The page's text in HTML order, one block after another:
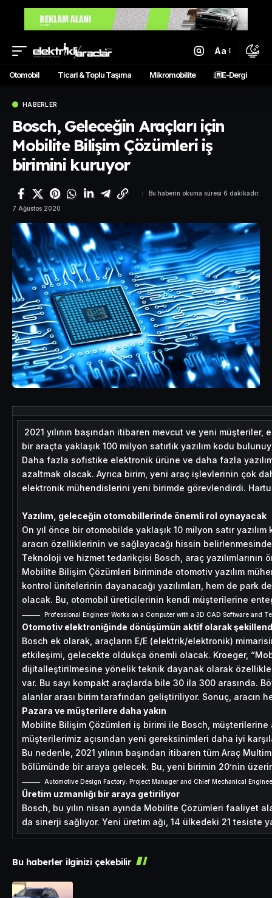
Aa
Otomobil Ticari & Toplu Taşıma Mikromobilite E-Dergi
HABERLER
Bosch, Geleceğin Araçları için
Mobilite Bilişim Çözümleri iş
birimini kuruyor
7 Ağustos 2020
Bu haberin okuma süresi 6 dakikadır.
2021 yılının başından itibaren mevcut ve yeni
bir araçta yaklaşık 100 milyon satırlık yazılım kodu
Daha fazla sofistike elektronik ürüne ve daha fazla
azaltmak olacak. Ayrıca birim, yeni araç işlevlerinin çok
elektronik mühendislerini yeni birimde görevlendirdi.
Yazılım, geleceğin otomobillerinde önemli rol oynayacak
On yıl önce bir otomobilde yaklaşık 10 milyon satır
aracın özelliklerinin ve sağlayacağı hissin
Teknoloji ve hizmet tedarikçisi Bosch, araç yazılımlarının
Mobilite Bilişim Çözümleri biriminde otomotiv yazılım
kontrol ünitelerinin dayanacağı yazılımları, hem de park
olacak. Bu, otomobil üreticilerinin kendi müşterilerine
Professional Engineer Works on a Computer with a 3D CAD Software and
Otomotiv elektroniğinde dönüşümün aktif olarak
Bosch ek olarak, araçların E/E (elektrik/elektronik)
etkileşimi, gelecekte oldukça önemli olacak. Kroeger,
dijitalleştirilmesine yönelik teknik dayanak olarak özellikle
var. Bu sayı kompakt araçlarda bile 30 ila 300 arasında.
alanlar arası birim tarafından geliştiriliyor. Sonuç, aracın
Pazara ve müşterilere daha yakın
Mobilite Bilişim Çözümleri iş birimi ile Bosch,
müşterilerimiz açısından yeni gereksinimleri daha iyi
Bu nedenle, 2021 yılının başından itibaren tüm Araç
bölümünde bir araya gelecek. Bu, yeni birimin 20’nin
Automotive Design Factory: Project Manager and Chief Mechanical
Üretim uzmanlığı bir araya getiriliyor
Bosch, bu yılın nisan ayında Mobilite Çözümleri faaliyet
da sinerji sağlıyor. Yeni üretim ağı, 14 ülkedeki 21 tesiste
Bu haberler ilginizi çekebilir